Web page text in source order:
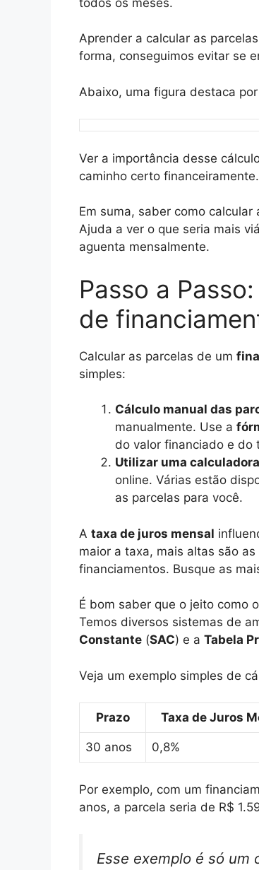
Aprender a calcular as
forma, conseguimos evitar se
Abaixo, uma figura destaca
Ver a importância desse
caminho certo
Em suma, saber como
Ajuda a ver o que seria mais
aguenta mensalmente.
Passo a
de
Calcular as parcelas de um
simples:
Cálculo manual das
manualmente. Use a
do valor financiado e do
Utilizar uma
online. Várias estão
as parcelas para você.
A taxa de juros mensal
maior a taxa, mais altas são
financiamentos. Busque as
É bom saber que o jeito como
Temos diversos sistemas de
Constante (SAC) e a Tabela
Veja um exemplo simples de
Prazo Taxa de Juros
30 anos 0,8%
Por exemplo, com um
anos, a parcela seria de R$
Esse exemplo é só um